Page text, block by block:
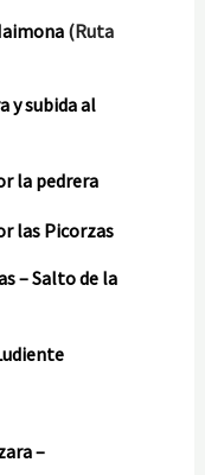
(Ruta
y subida al
la pedrera
las Picorzas
– Salto de la
–